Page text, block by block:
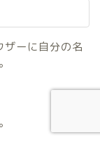
ーに自分の名